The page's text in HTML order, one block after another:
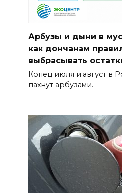
Арбузы и дыни в
как дончанам
выбрасывать
Конец июля и август в
пахнут арбузами.